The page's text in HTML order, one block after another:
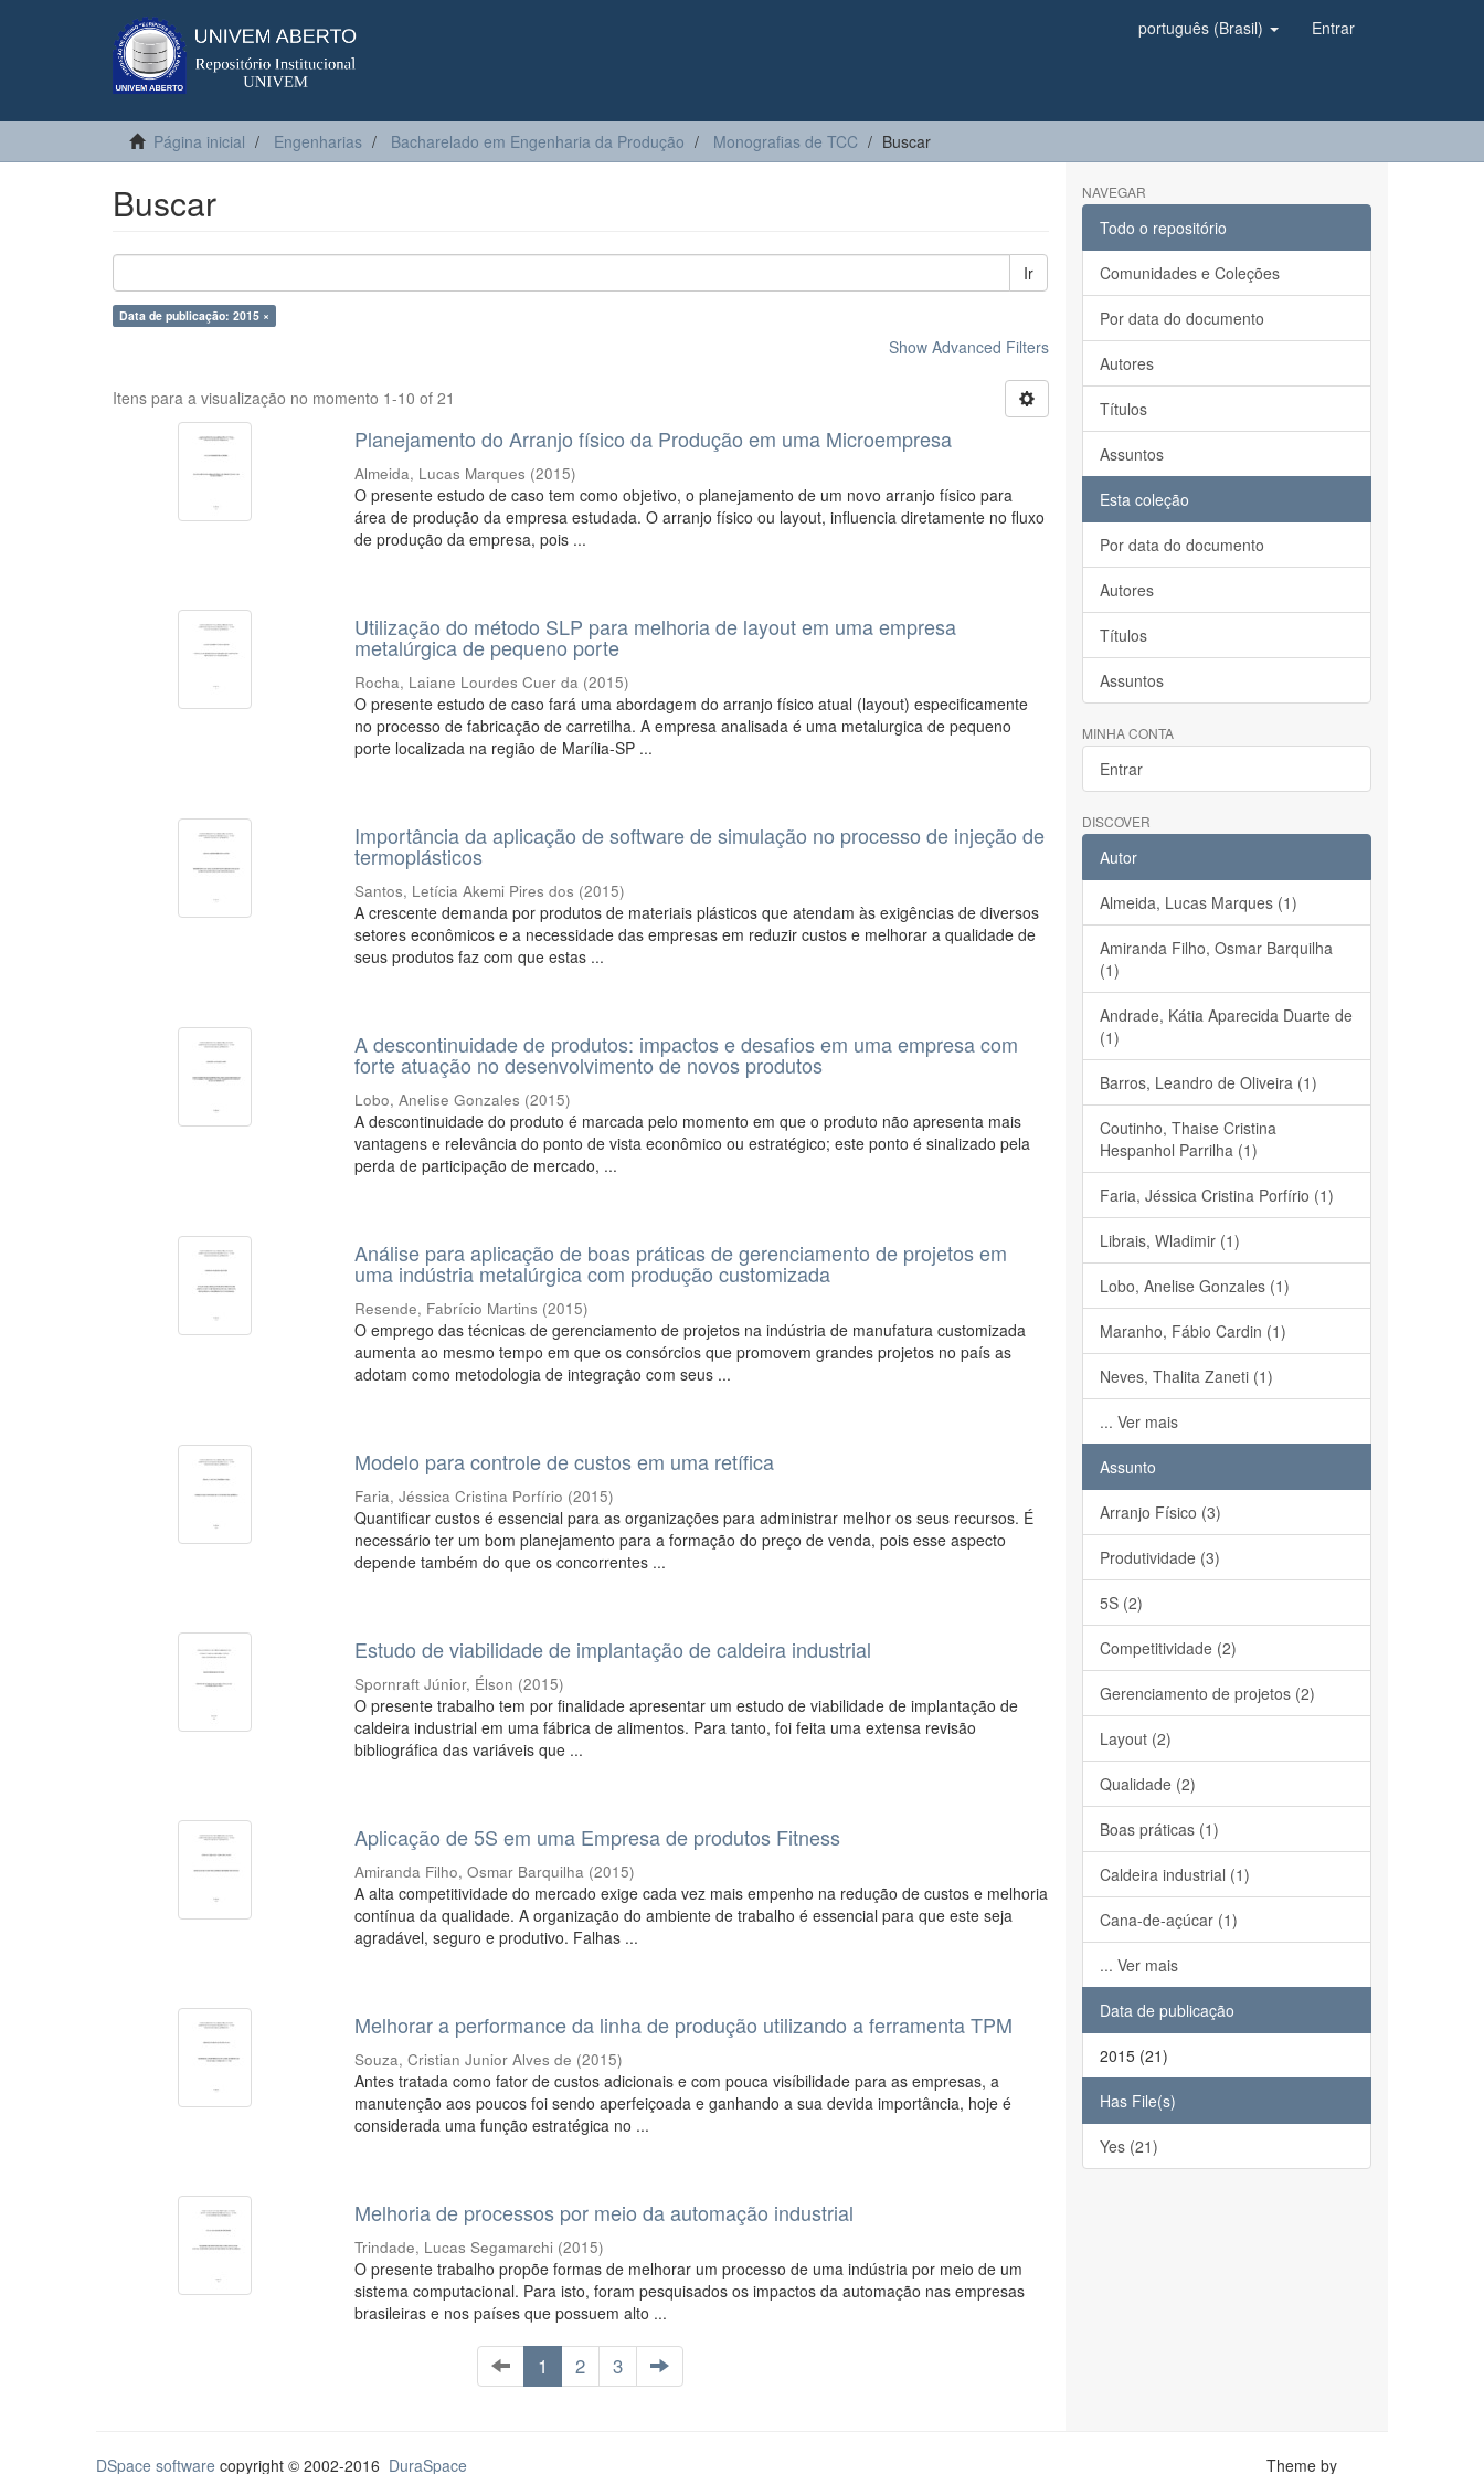
português (Brasil) Entrar
Página inicial Engenharias Bacharelado em Engenharia da Produção Monografias de TCC Buscar
Buscar
Ir
Data de publicação: 2015 ×
Show Advanced Filters
Itens para a visualização no momento 1-10 of 21
Planejamento do Arranjo físico da Produção em uma Microempresa
Almeida, Lucas Marques (2015)
O presente estudo de caso tem como objetivo, o planejamento de um novo arranjo físico para
área de produção da empresa estudada. O arranjo físico ou layout, influencia diretamente no fluxo
de produção da empresa, pois ...
Utilização do método SLP para melhoria de layout em uma empresa
metalúrgica de pequeno porte
Rocha, Laiane Lourdes Cuer da (2015)
O presente estudo de caso fará uma abordagem do arranjo físico atual (layout) especificamente
no processo de fabricação de carretilha. A empresa analisada é uma metalurgica de pequeno
porte localizada na região de Marília-SP ...
Importância da aplicação de software de simulação no processo de injeção de
termoplásticos
Santos, Letícia Akemi Pires dos (2015)
A crescente demanda por produtos de materiais plásticos que atendam às exigências de diversos
setores econômicos e a necessidade das empresas em reduzir custos e melhorar a qualidade de
seus produtos faz com que estas ...
A descontinuidade de produtos: impactos e desafios em uma empresa com
forte atuação no desenvolvimento de novos produtos
Lobo, Anelise Gonzales (2015)
A descontinuidade do produto é marcada pelo momento em que o produto não apresenta mais
vantagens e relevância do ponto de vista econômico ou estratégico; este ponto é sinalizado pela
perda de participação de mercado, ...
Análise para aplicação de boas práticas de gerenciamento de projetos em
uma indústria metalúrgica com produção customizada
Resende, Fabrício Martins (2015)
O emprego das técnicas de gerenciamento de projetos na indústria de manufatura customizada
aumenta ao mesmo tempo em que os consórcios que promovem grandes projetos no país as
adotam como metodologia de integração com seus ...
Modelo para controle de custos em uma retífica
Faria, Jéssica Cristina Porfírio (2015)
Quantificar custos é essencial para as organizações para administrar melhor os seus recursos. É
necessário ter um bom planejamento para a formação do preço de venda, pois esse aspecto
depende também do que os concorrentes ...
Estudo de viabilidade de implantação de caldeira industrial
Spornraft Júnior, Élson (2015)
O presente trabalho tem por finalidade apresentar um estudo de viabilidade de implantação de
caldeira industrial em uma fábrica de alimentos. Para tanto, foi feita uma extensa revisão
bibliográfica das variáveis que ...
Aplicação de 5S em uma Empresa de produtos Fitness
Amiranda Filho, Osmar Barquilha (2015)
A alta competitividade do mercado exige cada vez mais empenho na redução de custos e melhoria
contínua da qualidade. A organização do ambiente de trabalho é essencial para que este seja
agradável, seguro e produtivo. Falhas ...
Melhorar a performance da linha de produção utilizando a ferramenta TPM
Souza, Cristian Junior Alves de (2015)
Antes tratada como fator de custos adicionais e com pouca visíbilidade para as empresas, a
manutenção aos poucos foi sendo aperfeiçoada e ganhando a sua devida importância, hoje é
considerada uma função estratégica no ...
Melhoria de processos por meio da automação industrial
Trindade, Lucas Segamarchi (2015)
O presente trabalho propõe formas de melhorar um processo de uma indústria por meio de um
sistema computacional. Para isto, foram pesquisados os impactos da automação nas empresas
brasileiras e nos países que possuem alto ...
1 2 3
NAVEGAR
Todo o repositório
Comunidades e Coleções
Por data do documento
Autores
Títulos
Assuntos
Esta coleção
Por data do documento
Autores
Títulos
Assuntos
MINHA CONTA
Entrar
DISCOVER
Autor
Almeida, Lucas Marques (1)
Amiranda Filho, Osmar Barquilha
(1)
Andrade, Kátia Aparecida Duarte de
(1)
Barros, Leandro de Oliveira (1)
Coutinho, Thaise Cristina
Hespanhol Parrilha (1)
Faria, Jéssica Cristina Porfírio (1)
Librais, Wladimir (1)
Lobo, Anelise Gonzales (1)
Maranho, Fábio Cardin (1)
Neves, Thalita Zaneti (1)
... Ver mais
Assunto
Arranjo Físico (3)
Produtividade (3)
5S (2)
Competitividade (2)
Gerenciamento de projetos (2)
Layout (2)
Qualidade (2)
Boas práticas (1)
Caldeira industrial (1)
Cana-de-açúcar (1)
... Ver mais
Data de publicação
2015 (21)
Has File(s)
Yes (21)
DSpace software copyright © 2002-2016 DuraSpace Theme by